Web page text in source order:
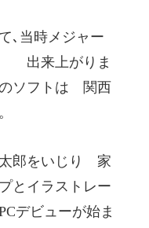
､当時メジャー
出来上がりま
ソフトは 関西
郎をいじり 家
とイラストレー
デビューが始ま